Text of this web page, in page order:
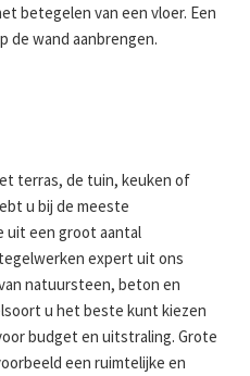
betegelen van een vloer. Een
de wand aanbrengen.
terras, de tuin, keuken of
u bij de meeste
uit een groot aantal
expert uit ons
natuursteen, beton en
u het beste kunt kiezen
budget en uitstraling. Grote
een ruimtelijke en